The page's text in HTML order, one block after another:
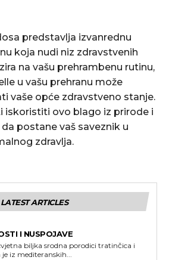
predstavlja izvanrednu
koja nudi niz zdravstvenih
na vašu prehrambenu rutinu,
u vašu prehranu može
vaše opće zdravstveno stanje.
iskoristiti ovo blago iz prirode i
postane vaš saveznik u
zdravlja.
LATEST ARTICLES
I NUSPOJAVE
biljka srodna porodici tratinčica i
iz mediteranskih...